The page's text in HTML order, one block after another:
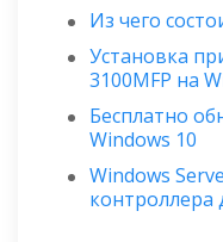
Из чего
Установка
3100MFP на
Бесплатно
Windows 10
Windows
контроллера